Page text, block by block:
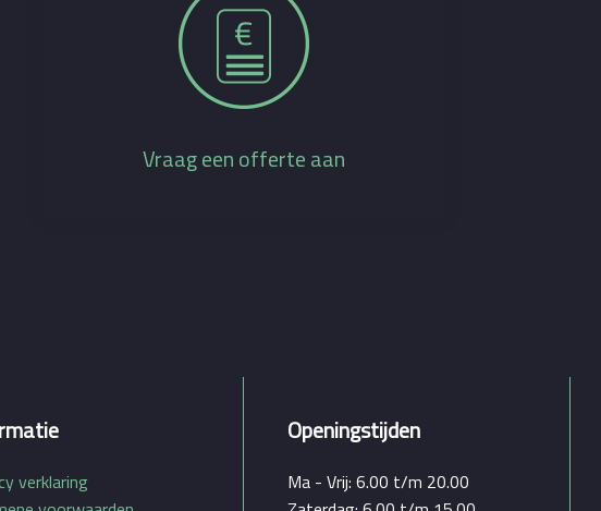
Vraag een offerte aan
verklaring
Openingstijden
Ma - Vrij: 6.00 t/m 20.00